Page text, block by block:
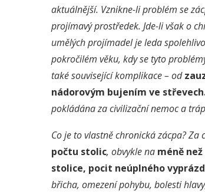
aktuálnější. Vznikne-li problém se
projímavý prostředek. Jde-li však o
umělých projímadel je leda
pokročilém věku, kdy se tyto
také související komplikace – od
nádorovým bujením ve
pokládána za civilizační nemoc a
Co je to vlastně chronická zácpa?Za
počtu stolic, obvykle na méně
stolice, pocit neúplného
břicha, omezení pohybu, bolesti